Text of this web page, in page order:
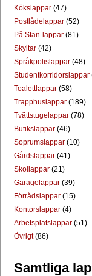
Kökslappar (47)
Postlådelappar (52)
På Stan-lappar (81)
Skyltar (42)
Språkpolislappar (48)
Studentkorridorslappar
Toalettlappar (58)
Trapphuslappar (189)
Tvättstugelappar (78)
Butikslappar (46)
Soprumslappar (10)
Gårdslappar (41)
Skollappar (21)
Garagelappar (39)
Förrådslappar (15)
Kontorslappar (4)
Arbetsplatslappar (51)
Övrigt(86)
Samtliga